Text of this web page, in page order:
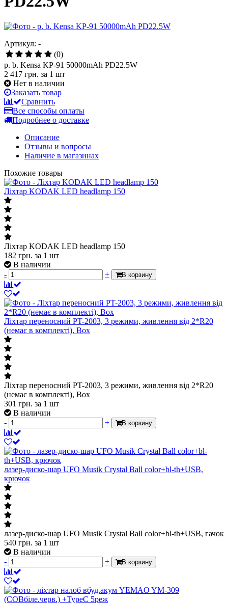
Артикул: -
(0)
p. b. Kensa KP-91 50000mAh PD22.5W
2 417 грн. за 1 шт
Нет в наличии
Заказать товар
Сравнить
Все способы оплаты
Подробнее о доставке
Описание
Отзывы и вопросы
Наличие в магазинах
Похожие товары
Ліхтар KODAK LED headlamp 150
Ліхтар KODAK LED headlamp 150
182 грн. за 1 шт
В наличии
-
+ В корзину
Ліхтар переносний PT-2003, 3 режими, живлення від 2*R20
(немає в комплекті), Box
Ліхтар переносний PT-2003, 3 режими, живлення від 2*R20
(немає в комплекті), Box
301 грн. за 1 шт
В наличии
-
+ В корзину
лазер-диско-шар UFO Musik Crystal Ball color+bl-th+USB,
крючок
лазер-диско-шар UFO Musik Crystal Ball color+bl-th+USB, гачок
540 грн. за 1 шт
В наличии
-
+ В корзину